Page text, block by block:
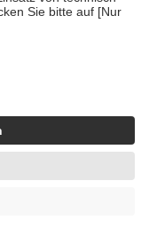
echte Bewertungen
künstlicher